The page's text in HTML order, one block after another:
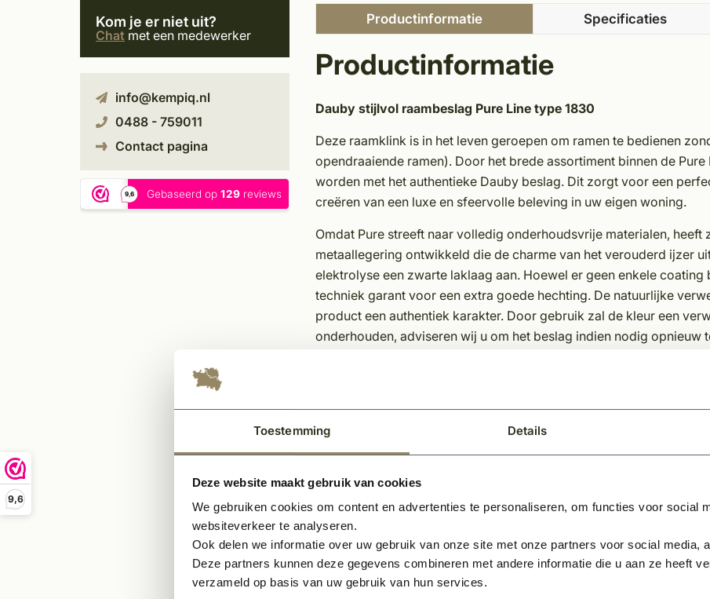
Toestemming Details
Deze website maakt gebruik van cookies
We gebruiken cookies om content en advertenties te personaliseren, om functies voor social
websiteverkeer te analyseren.
Ook delen we informatie over uw gebruik van onze site met onze partners voor social media,
Deze partners kunnen deze gegevens combineren met andere informatie die u aan ze heeft
verzameld op basis van uw gebruik van hun services.
9,6
Productinformatie Specificaties
Kom je er niet uit?
Chat met een medewerker
info@kempiq.nl
0488 - 759011
Contact pagina
Productinformatie
Dauby stijlvol raambeslag Pure Line type 1830
Deze raamklink is in het leven geroepen om ramen te bedienen
opendraaiende ramen). Door het brede assortiment binnen de
worden met het authentieke Dauby beslag. Dit zorgt voor een
creëren van een luxe en sfeervolle beleving in uw eigen woning.
Omdat Pure streeft naar volledig onderhoudsvrije materialen,
metaallegering ontwikkeld die de charme van het verouderd ijzer
elektrolyse een zwarte laklaag aan. Hoewel er geen enkele
techniek garant voor een extra goede hechting. De natuurlijke
product een authentiek karakter. Door gebruik zal de kleur een
onderhouden, adviseren wij u om het beslag indien nodig opnieuw
In meerdere kleuren en varianten leverbaar
Onderhoudsvriendelijk materiaal
Gerelateerde producten